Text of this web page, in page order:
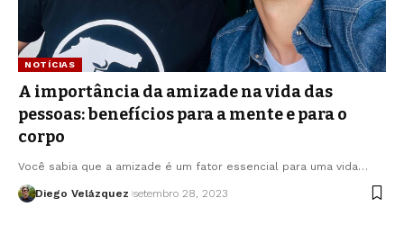
NOTÍCIAS
A importância da amizade na vida das
pessoas: benefícios para a mente e para o
corpo
Você sabia que a amizade é um fator essencial para uma vida…
Diego Velázquez setembro 28, 2023